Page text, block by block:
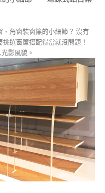
角窗裝窗簾的小細節？ 沒有
影風貌。